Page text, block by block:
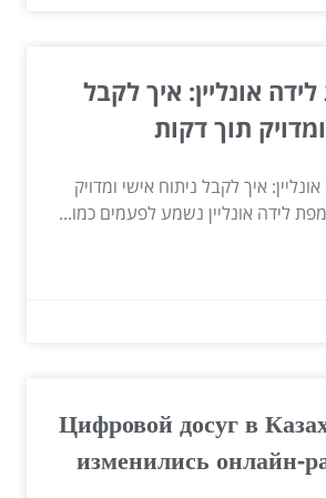
אונליין: איך לקבל
תוך דקות
איך לקבל ניתוח אישי ומדויק
לידה אונליין נשמע לפעמים כמו...
Цифровой досуг в
изменились онлайн-